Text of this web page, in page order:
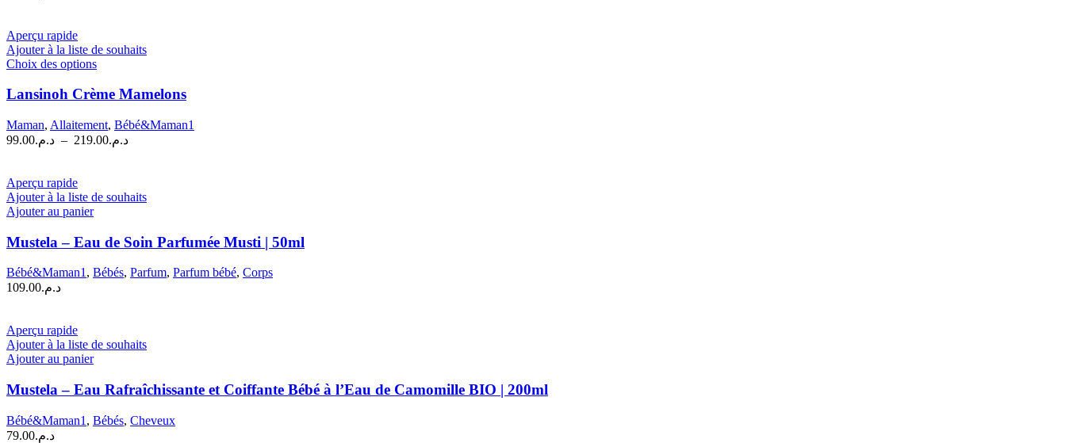
Aperçu rapide
Ajouter à la liste de souhaits
Choix des optionsCe
a
variations.
Les
options
choisies
sur
page
du
Lansinoh Crème Mamelons
Maman, Allaitement, Bébé&Maman1
د.م.99.00 – د.م.219.00
Plage
à
Aperçu rapide
Ajouter à la liste de souhaits
Ajouter au panier
Mustela – Eau de Soin Parfumée Musti | 50ml
Bébé&Maman1, Bébés, Parfum, Parfum bébé, Corps
د.م.109.00
Aperçu rapide
Ajouter à la liste de souhaits
Ajouter au panier
Mustela – Eau Rafraîchissante et Coiffante Bébé à l’Eau de Camomille BIO | 200ml
Bébé&Maman1 , Bébés, Cheveux
د.م.79.00